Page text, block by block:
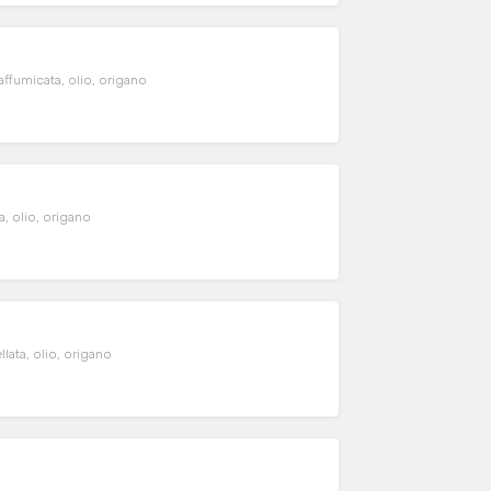
olio, origano
olio, origano
olio, origano